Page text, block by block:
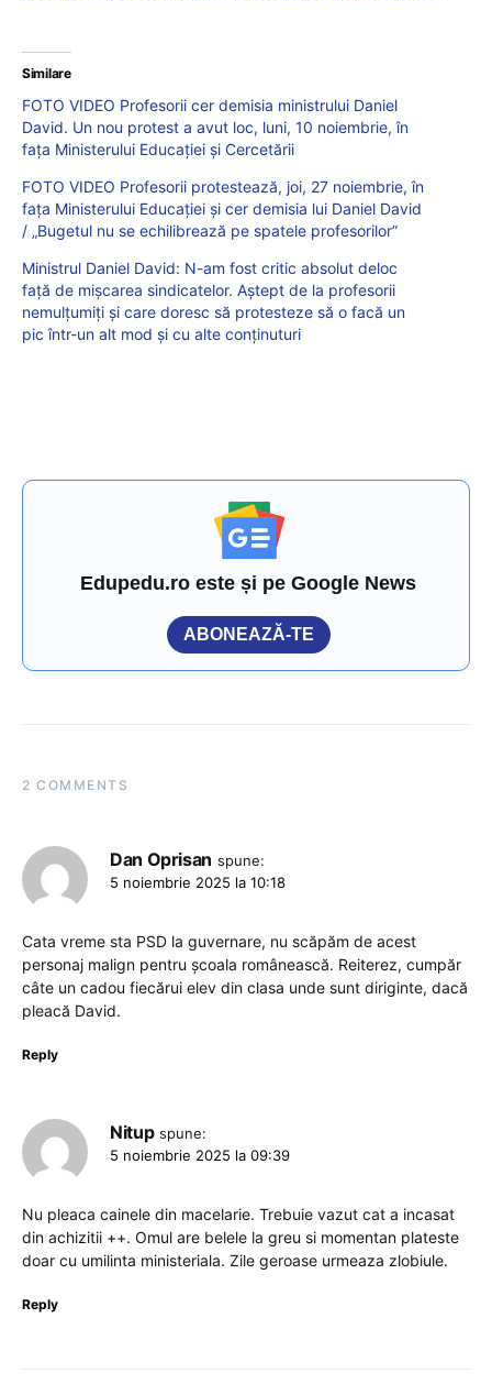
Similare
FOTO VIDEO Profesorii cer demisia ministrului Daniel
David. Un nou protest a avut loc, luni, 10 noiembrie, în
fața Ministerului Educației și Cercetării
FOTO VIDEO Profesorii protestează, joi, 27 noiembrie, în
fața Ministerului Educației și cer demisia lui Daniel David
/ „Bugetul nu se echilibrează pe spatele profesorilor”
Ministrul Daniel David: N-am fost critic absolut deloc
față de mișcarea sindicatelor. Aștept de la profesorii
nemulțumiți și care doresc să protesteze să o facă un
pic într-un alt mod și cu alte conținuturi
Edupedu.ro este și pe Google News
ABONEAZĂ-TE
2 COMMENTS
Dan Oprisan spune:
5 noiembrie 2025 la 10:18
Cata vreme sta PSD la guvernare, nu scăpăm de acest
personaj malign pentru școala românească. Reiterez, cumpăr
câte un cadou fiecărui elev din clasa unde sunt diriginte, dacă
pleacă David.
Reply
Nitup spune:
5 noiembrie 2025 la 09:39
Nu pleaca cainele din macelarie. Trebuie vazut cat a incasat
din achizitii ++. Omul are belele la greu si momentan plateste
doar cu umilinta ministeriala. Zile geroase urmeaza zlobiule.
Reply